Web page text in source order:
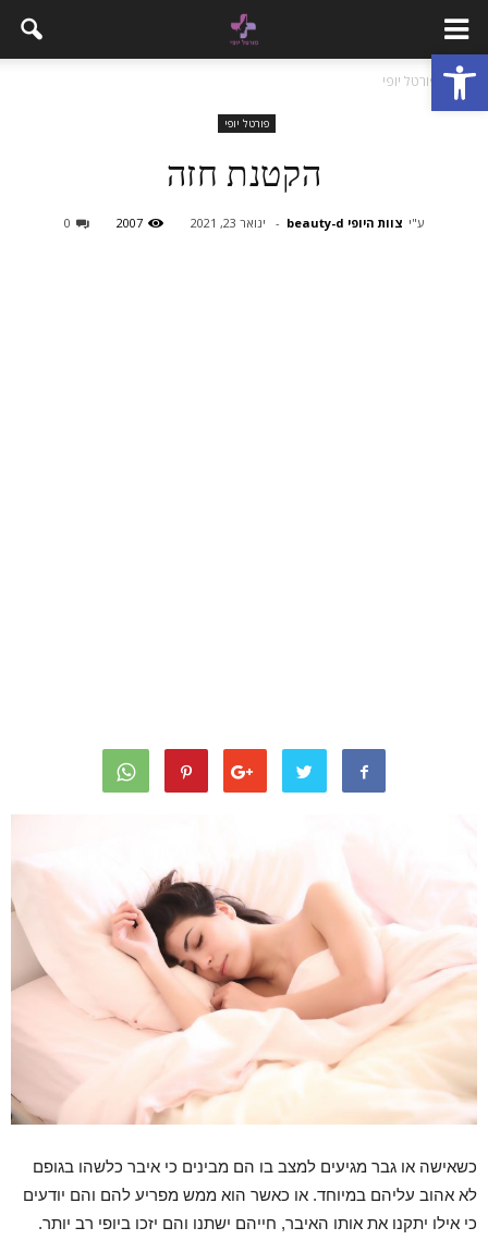
פתח סרגל נגישות
בית פורטל יופי
פורטל יופי
הקטנת חזה
ע"י צוות היופי beauty-d - ינואר 23, 2021 2007
0
כשאישה או גבר מגיעים למצב בו הם מבינים כי איבר כלשהו בגופם
לא אהוב עליהם במיוחד. או כאשר הוא ממש מפריע להם והם יודעים
כי אילו יתקנו את אותו האיבר, חייהם ישתנו והם יזכו ביופי רב יותר.